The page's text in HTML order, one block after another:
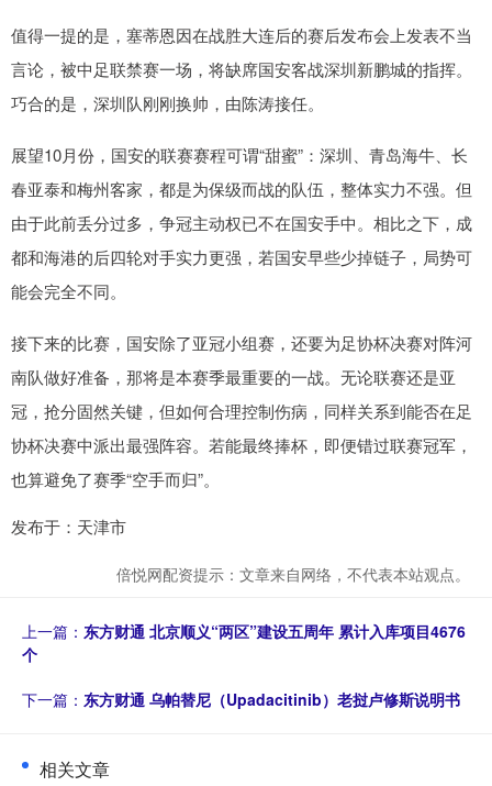
值得一提的是，塞蒂恩因在战胜大连后的赛后发布会上发表不当
言论，被中足联禁赛一场，将缺席国安客战深圳新鹏城的指挥。
巧合的是，深圳队刚刚换帅，由陈涛接任。
展望10月份，国安的联赛赛程可谓“甜蜜”：深圳、青岛海牛、长
春亚泰和梅州客家，都是为保级而战的队伍，整体实力不强。但
由于此前丢分过多，争冠主动权已不在国安手中。相比之下，成
都和海港的后四轮对手实力更强，若国安早些少掉链子，局势可
能会完全不同。
接下来的比赛，国安除了亚冠小组赛，还要为足协杯决赛对阵河
南队做好准备，那将是本赛季最重要的一战。无论联赛还是亚
冠，抢分固然关键，但如何合理控制伤病，同样关系到能否在足
协杯决赛中派出最强阵容。若能最终捧杯，即便错过联赛冠军，
也算避免了赛季“空手而归”。
发布于：天津市
倍悦网配资提示：文章来自网络，不代表本站观点。
上一篇： 东方财通 北京顺义“两区”建设五周年 累计入库项目4676
个
下一篇： 东方财通 乌帕替尼（Upadacitinib）老挝卢修斯说明书
相关文章